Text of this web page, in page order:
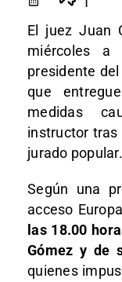
El juez Juan
miércoles a
presidente
que
medidas
instructor tras
jurado popular.
Según una
acceso
las 18.00
Gómez y de
quienes